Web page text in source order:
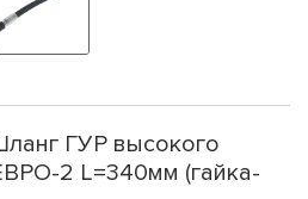
ГУР высокого
2 L=340мм (гайка-